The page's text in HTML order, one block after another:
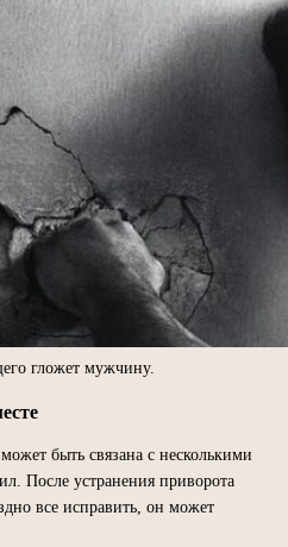
гложет мужчину.
быть связана с несколькими
После устранения приворота
все исправить, он может